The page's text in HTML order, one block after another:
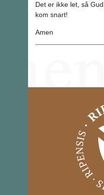
Det er ikke let, så
kom snart!
Amen